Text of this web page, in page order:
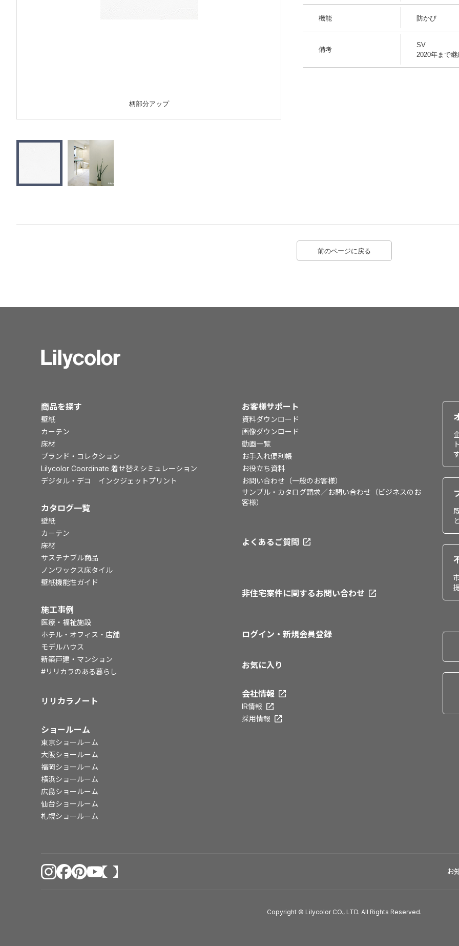
柄部分アップ
機能 防かび
備考
SV
2020年まで
前のページに戻る
商品を探す
壁紙
カーテン
床材
ブランド・コレクション
Lilycolor Coordinate 着せ替えシミュレーション
デジタル・デコ インクジェットプリント
カタログ一覧
壁紙
カーテン
床材
サステナブル商品
ノンワックス床タイル
壁紙機能性ガイド
施工事例
医療・福祉施設
ホテル・オフィス・店舗
モデルハウス
新築戸建・マンション
#リリカラのある暮らし
リリカラノート
ショールーム
東京ショールーム
大阪ショールーム
福岡ショールーム
横浜ショールーム
広島ショールーム
仙台ショールーム
札幌ショールーム
お客様サポート
資料ダウンロード
画像ダウンロード
動画一覧
お手入れ便利帳
お役立ち資料
お問い合わせ（一般のお客様）
サンプル・カタログ請求／お問い合わせ（ビジネスのお
客様）
よくあるご質問
非住宅案件に関するお問い合わせ
ログイン・新規会員登録
お気に入り
会社情報
IR情報
採用情報
お
Copyright © Lilycolor CO., LTD. All Rights Reserved.